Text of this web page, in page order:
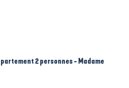
2 personnes - Madame